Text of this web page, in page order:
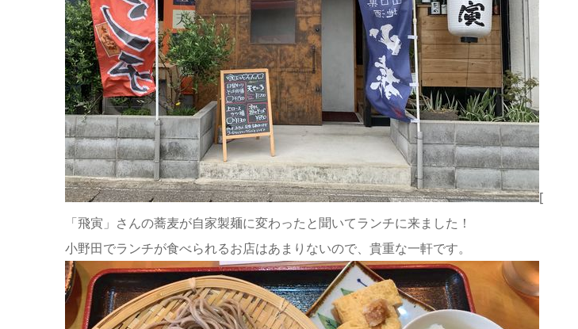
[
「飛寅」さんの蕎麦が自家製麺に変わったと聞いてランチに来ました！
小野田でランチが食べられるお店はあまりないので、貴重な一軒です。